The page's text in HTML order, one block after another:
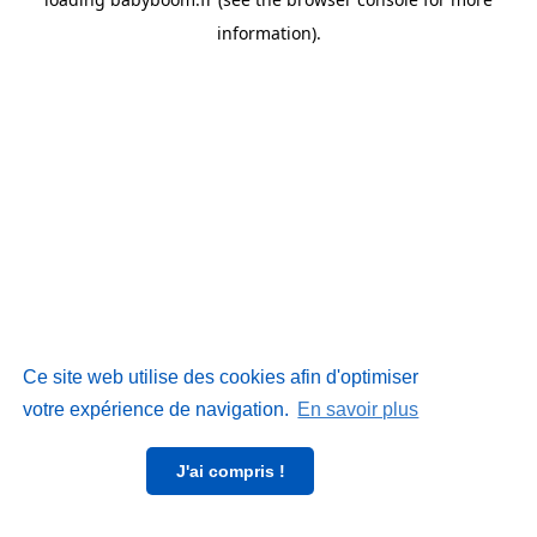
Ce site web utilise des cookies afin d'optimiser
votre expérience de navigation. En savoir plus
J'ai compris !
information).